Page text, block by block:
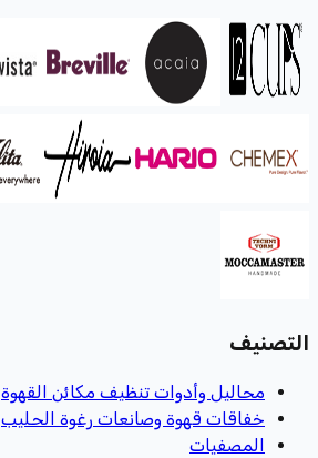
التصنيف
محاليل وأدوات تنظيف مكائن القهوة
خفاقات قهوة وصانعات رغوة الحليب
المصفيات